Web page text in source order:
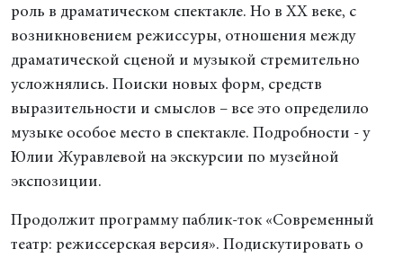
роль в драматическом спектакле. Но в ХХ веке, с
возникновением режиссуры, отношения между
драматической сценой и музыкой стремительно
усложнялись. Поиски новых форм, средств
выразительности и смыслов – все это определило
музыке особое место в спектакле. Подробности - у
Юлии Журавлевой на экскурсии по музейной
экспозиции.
Продолжит программу паблик-ток «Современный
театр: режиссерская версия». Подискутировать о